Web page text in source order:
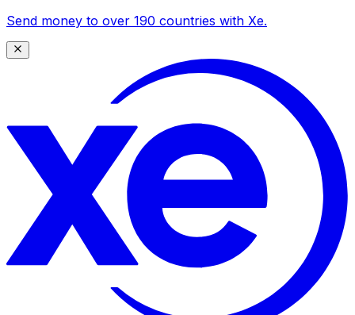
Send money to over 190 countries with Xe.